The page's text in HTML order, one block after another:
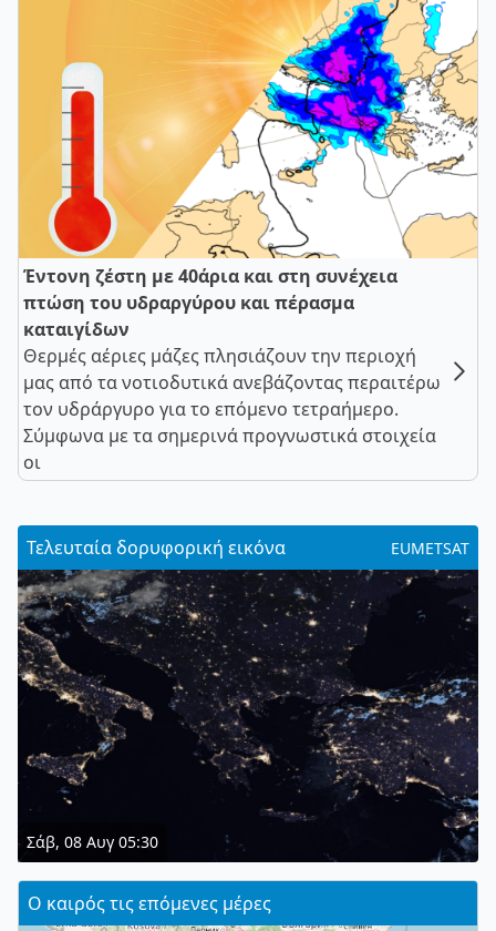
Έντονη ζέστη με 40άρια και στη συνέχεια
πτώση του υδραργύρου και πέρασμα
καταιγίδων
Θερμές αέριες μάζες πλησιάζουν την περιοχή
μας από τα νοτιοδυτικά ανεβάζοντας περαιτέρω
τον υδράργυρο για το επόμενο τετραήμερο.
Σύμφωνα με τα σημερινά προγνωστικά στοιχεία
οι
Τελευταία δορυφορική εικόνα EUMETSAT
Σάβ, 08 Αυγ 05:30
Ο καιρός τις επόμενες μέρες